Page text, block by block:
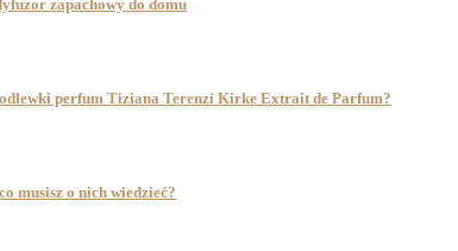
zapachowy do domu
odlewki perfum Tiziana Terenzi Kirke Extrait de Parfum?
musisz o nich wiedzieć?